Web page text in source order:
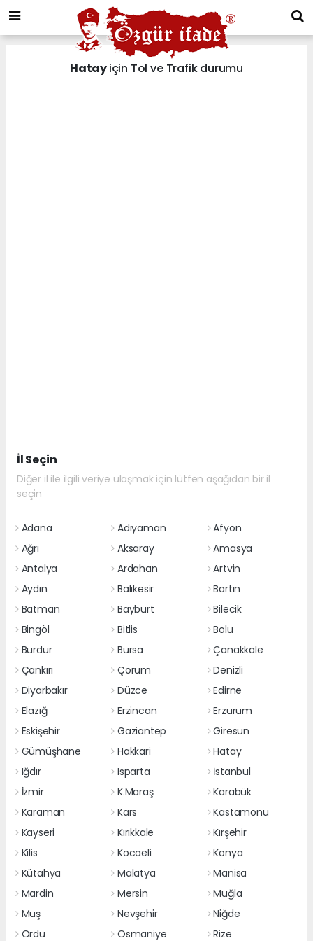
Hatayiçin Tol ve Trafik durumu
İl Seçin
Diğer il ile ilgili veriye ulaşmak için lütfen aşağıdan bir il
seçin
Adana Adıyaman
Afyon
Ağrı
Aksaray
Amasya
Antalya
Ardahan
Artvin
Aydın
Balıkesir
Bartın
Batman
Bayburt
Bilecik
Bingöl
Bitlis
Bolu
Burdur
Bursa
Çanakkale
Çankırı
Çorum
Denizli
Diyarbakır
Düzce
Edirne
Elazığ
Erzincan
Erzurum
Eskişehir
Gaziantep
Giresun
Gümüşhane
Hakkari
Hatay
Iğdır
Isparta
İstanbul
İzmir
K.Maraş
Karabük
Karaman
Kars
Kastamonu
Kayseri
Kırıkkale
Kırşehir
Kilis
Kocaeli
Konya
Kütahya
Malatya
Manisa
Mardin
Mersin
Muğla
Muş
Nevşehir
Niğde
Ordu
Osmaniye Rize